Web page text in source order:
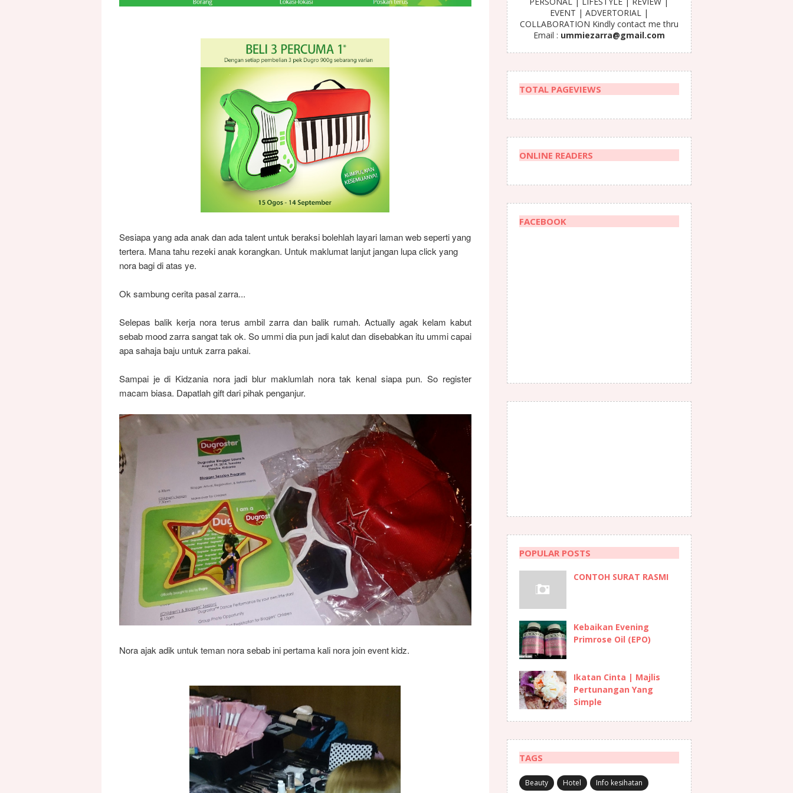
Sesiapa yang ada anak dan ada talent untuk beraksi bolehlah layari laman web seperti yang
tertera. Mana tahu rezeki anak korangkan. Untuk maklumat lanjut jangan lupa click yang
nora bagi di atas ye.
Ok sambung cerita pasal zarra...
Selepas balik kerja nora terus ambil zarra dan balik rumah. Actually agak kelam kabut
sebab mood zarra sangat tak ok. So ummi dia pun jadi kalut dan disebabkan itu ummi capai
apa sahaja baju untuk zarra pakai.
Sampai je di Kidzania nora jadi blur maklumlah nora tak kenal siapa pun. So register
macam biasa. Dapatlah gift dari pihak penganjur.
Nora ajak adik untuk teman nora sebab ini pertama kali nora join event kidz.
EVENT | ADVERTORIAL |
COLLABORATION Kindly contact me thru
Email : ummiezarra@gmail.com
TOTAL PAGEVIEWS
ONLINE READERS
FACEBOOK
POPULAR POSTS
CONTOH SURAT RASMI
Kebaikan Evening
Primrose Oil (EPO)
Ikatan Cinta | Majlis
Pertunangan Yang
Simple
TAGS
Beauty Hotel Info kesihatan